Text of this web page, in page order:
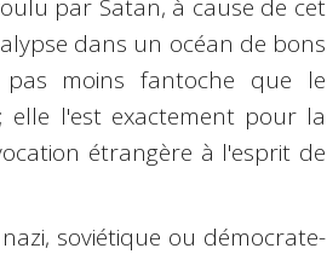
par Satan, à cause de cet
dans un océan de bons
pas moins fantoche que le
elle l'est exactement pour la
étrangère à l'esprit de
soviétique ou démocrate-